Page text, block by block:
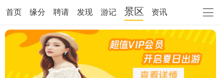
首页 缘分 聘请 发现 游记 景区 资讯